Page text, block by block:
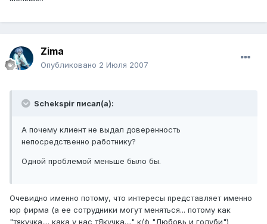
Zima
Опубликовано 2 Июля 2007
Schekspir писал(а):
А почему клиент не выдал доверенность
непосредственно работнику?
Одной проблемой меньше было бы.
Очевидно именно потому, что интересы представляет именно
юр фирма (а ее сотрудники могут меняться... потому как
"тякучка.... кака у нас тЯкучка...." к/ф "Любовь и голуби")